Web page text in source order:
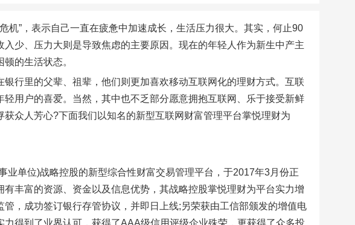
机”，表示自己一直在疲惫中加速成长，生活压力很大。其实，何止90
少、压力大则是导致焦虑的主要原因。现在的年轻人作为新生中产主
的生活状态。
行里的父辈、祖辈，他们则更加喜欢移动互联网化的理财方式。互联
用户的喜爱。当然，其中也不乏部分愿意拥抱互联网、乐于接受新鲜
众人芳心?下面我们以知名的新型互联网财富管理平台掌悦理财为
业单位)战略控股的新型综合性财富交易管理平台，于2017年3月份正
丰富的资源、资金以及信息优势，其战略控股掌悦理财为平台实力增
，成功签订银行存管协议，并即日上线;另荣获由工信部颁发的增值电
得到了业界认可，获得了AAA级信用评级企业殊荣，更获得了众多投